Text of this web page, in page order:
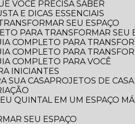
VOCÊ PRECISA SABER
E DICAS ESSENCIAIS
SEU ESPAÇO
PARA TRANSFORMAR SEU
COMPLETO PARA
COMPLETO PARA
COMPLETO PARA VOCÊ
INICIANTES
SUA CASA
PROJETOS DE
QUINTAL EM UM ESPAÇO
SEU ESPAÇO